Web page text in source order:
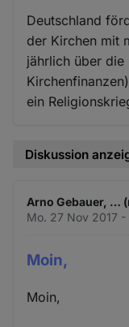
Deutschland
der Kirchen mit
jährlich über
ein
Diskussion
Arno Gebauer, …
Mo. 27 Nov 2017 -
Moin,
Moin,